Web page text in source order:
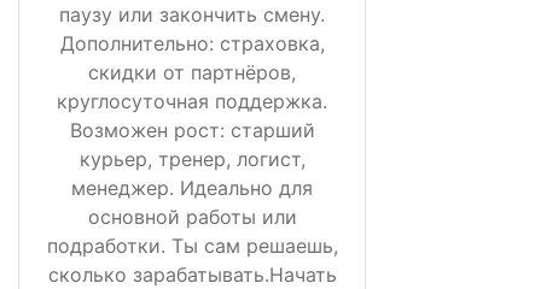
паузу или закончить смену.
Дополнительно: страховка,
скидки от партнёров,
круглосуточная поддержка.
Возможен рост: старший
курьер, тренер, логист,
менеджер. Идеально для
основной работы или
подработки. Ты сам решаешь,
сколько зарабатывать.Начать